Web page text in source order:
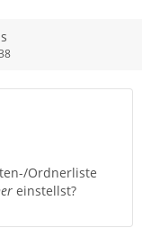
Ordnerliste
einstellst?